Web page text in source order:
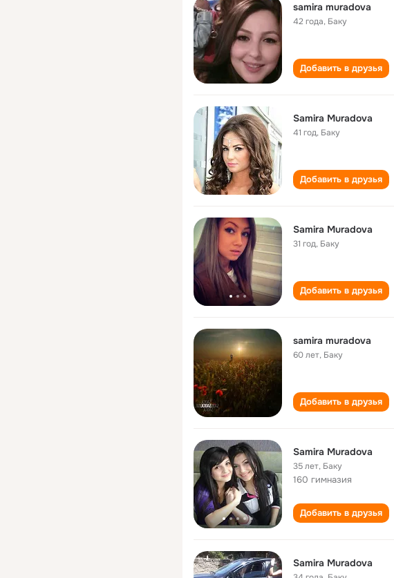
samira muradova
42 года, Баку
Добавить в друзья
Samira Muradova
41 год, Баку
Добавить в друзья
Samira Muradova
31 год, Баку
Добавить в друзья
samira muradova
60 лет, Баку
Добавить в друзья
Samira Muradova
35 лет, Баку
160 гимназия
Добавить в друзья
Samira Muradova